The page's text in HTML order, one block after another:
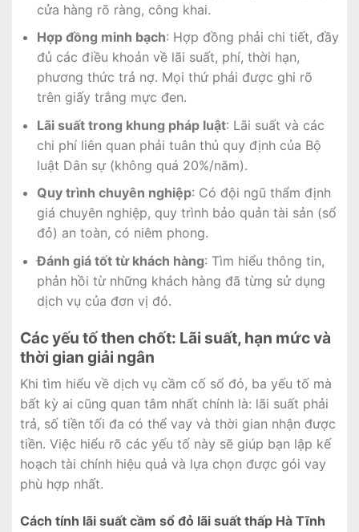
cửa hàng rõ ràng, công khai.
Hợp đồng minh bạch: Hợp đồng phải chi tiết, đầy
đủ các điều khoản về lãi suất, phí, thời hạn,
phương thức trả nợ. Mọi thứ phải được ghi rõ
trên giấy trắng mực đen.
Lãi suất trong khung pháp luật: Lãi suất và các
chi phí liên quan phải tuân thủ quy định của Bộ
luật Dân sự (không quá 20%/năm).
Quy trình chuyên nghiệp: Có đội ngũ thẩm định
giá chuyên nghiệp, quy trình bảo quản tài sản (sổ
đỏ) an toàn, có niêm phong.
Đánh giá tốt từ khách hàng: Tìm hiểu thông tin,
phản hồi từ những khách hàng đã từng sử dụng
dịch vụ của đơn vị đó.
Các yếu tố then chốt: Lãi suất, hạn mức và
thời gian giải ngân
Khi tìm hiểu về dịch vụ cầm cố sổ đỏ, ba yếu tố mà
bất kỳ ai cũng quan tâm nhất chính là: lãi suất phải
trả, số tiền tối đa có thể vay và thời gian nhận được
tiền. Việc hiểu rõ các yếu tố này sẽ giúp bạn lập kế
hoạch tài chính hiệu quả và lựa chọn được gói vay
phù hợp nhất.
Cách tính lãi suất cầm sổ đỏ lãi suất thấp Hà Tĩnh